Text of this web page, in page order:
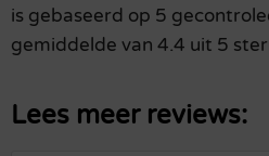
is gebaseerd op 5
gemiddelde van 4.4 uit 5
Lees meer reviews: